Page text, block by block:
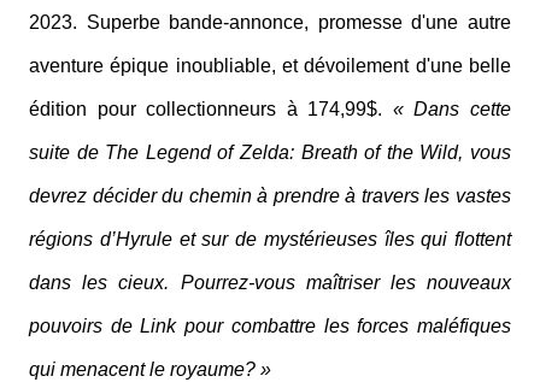
2023. Superbe bande-annonce, promesse d'une autre
aventure épique inoubliable, et dévoilement d'une belle
édition pour collectionneurs à 174,99$. « Dans cette
suite de The Legend of Zelda: Breath of the Wild, vous
devrez décider du chemin à prendre à travers les vastes
régions d’Hyrule et sur de mystérieuses îles qui flottent
dans les cieux. Pourrez-vous maîtriser les nouveaux
pouvoirs de Link pour combattre les forces maléfiques
qui menacent le royaume? »